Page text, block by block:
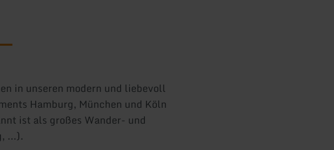
in unseren modern und liebevoll
Hamburg, München und Köln
ist als großes Wander- und
...).